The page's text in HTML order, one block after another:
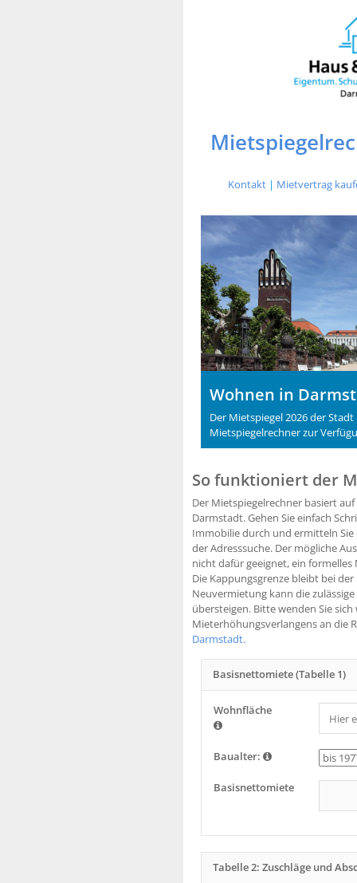
Kontakt | Mietvertrag
Wohnen in
Der Mietspiegel 2026 der
Mietspiegelrechner zur
So funktioniert der
Der Mietspiegelrechner basiert
Darmstadt. Gehen Sie einfach
Immobilie durch und ermitteln
der Adresssuche. Der mögliche
nicht dafür geeignet, ein
Die Kappungsgrenze bleibt bei
Neuvermietung kann die
übersteigen. Bitte wenden Sie
Mieterhöhungsverlangens an die
Darmstadt.
Basisnettomiete (Tabelle 1)
Wohnfläche
Baualter:
Basisnettomiete
Tabelle 2: Zuschläge und